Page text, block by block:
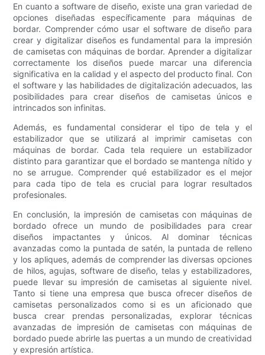
En cuanto a software de diseño, existe una gran variedad de
opciones diseñadas específicamente para máquinas de
bordar. Comprender cómo usar el software de diseño para
crear y digitalizar diseños es fundamental para la impresión
de camisetas con máquinas de bordar. Aprender a digitalizar
correctamente los diseños puede marcar una diferencia
significativa en la calidad y el aspecto del producto final. Con
el software y las habilidades de digitalización adecuados, las
posibilidades para crear diseños de camisetas únicos e
intrincados son infinitas.
Además, es fundamental considerar el tipo de tela y el
estabilizador que se utilizará al imprimir camisetas con
máquinas de bordar. Cada tela requiere un estabilizador
distinto para garantizar que el bordado se mantenga nítido y
no se arrugue. Comprender qué estabilizador es el mejor
para cada tipo de tela es crucial para lograr resultados
profesionales.
En conclusión, la impresión de camisetas con máquinas de
bordado ofrece un mundo de posibilidades para crear
diseños impactantes y únicos. Al dominar técnicas
avanzadas como la puntada de satén, la puntada de relleno
y los apliques, además de comprender las diversas opciones
de hilos, agujas, software de diseño, telas y estabilizadores,
puede llevar su impresión de camisetas al siguiente nivel.
Tanto si tiene una empresa que busca ofrecer diseños de
camisetas personalizados como si es un aficionado que
busca crear prendas personalizadas, explorar técnicas
avanzadas de impresión de camisetas con máquinas de
bordado puede abrirle las puertas a un mundo de creatividad
y expresión artística.